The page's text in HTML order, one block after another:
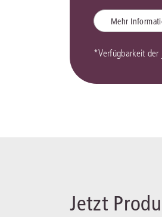
Mehr
*Verfügbarkeit der
Jetzt